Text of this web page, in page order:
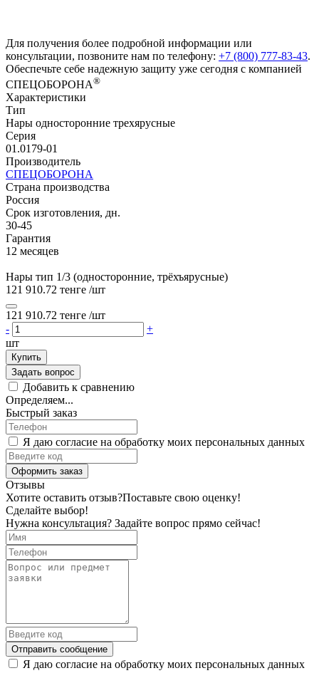
Для получения более подробной информации или
консультации, позвоните нам по телефону: +7 (800) 777-83-43.
Обеспечьте себе надежную защиту уже сегодня с компанией
СПЕЦОБОРОНА®
Характеристики
Тип
Нары односторонние трехярусные
Серия
01.0179‑01
Производитель
СПЕЦОБОРОНА
Страна производства
Россия
Срок изготовления, дн.
30-45
Гарантия
12 месяцев
Нары тип 1/3 (односторонние, трёхъярусные)
121 910.72 тенге /шт
121 910.72 тенге /шт
-
+
шт
Купить
Задать вопрос
Добавить к сравнению
Определяем...
Быстрый заказ
Я даю согласие на обработку моих персональных данных
Оформить заказ
Отзывы
Хотите оставить отзыв?Поставьте свою оценку!
Сделайте выбор!
Нужна консультация? Задайте вопрос прямо сейчас!
Отправить сообщение
Я даю согласие на обработку моих персональных данных